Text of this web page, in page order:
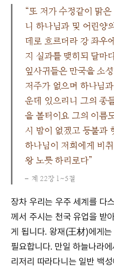
“또 저가 수정같이 맑
니 하나님과 및 어린양
데로 흐르더라 강 좌우
지 실과를 맺히되 달마
잎사귀들은 만국을 소
저주가 없으며 하나님
운데 있으리니 그의 종
을 볼터이요 그의 이름
시 밤이 없겠고 등불과
하나님이 저희에게 비
왕 노릇 하리로다”
계 22장 1~5절
장차 우리는 우주 세계를 다
께서 주시는 천국 유업을 받
게 됩니다. 왕재(王材)에게
필요합니다. 만일 하늘나라
리저리 따라다니는 일반 백